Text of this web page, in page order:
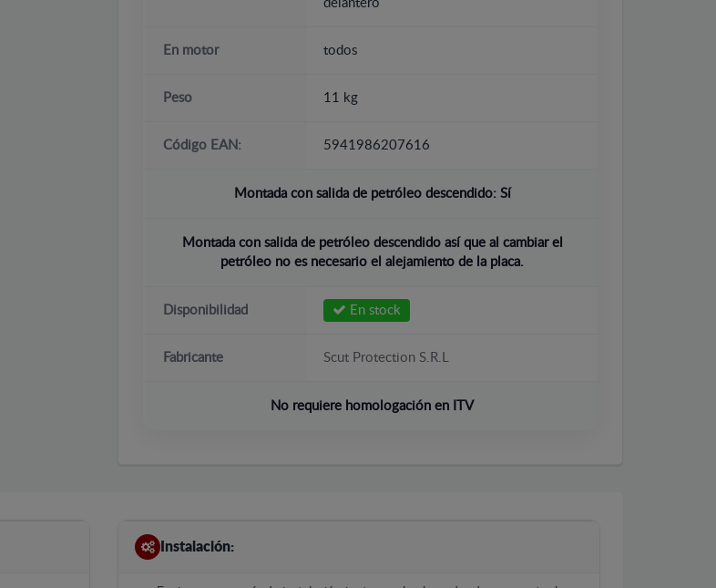
delantero
En motor todos
Peso 11 kg
Código EAN: 5941986207616
Montada con salida de petróleo descendido: Sí
Montada con salida de petróleo descendido así que al cambiar el
petróleo no es necesario el alejamiento de la placa.
Disponibilidad En stock
Fabricante Scut Protection S.R.L
No requiere homologación en ITV
Instalación: